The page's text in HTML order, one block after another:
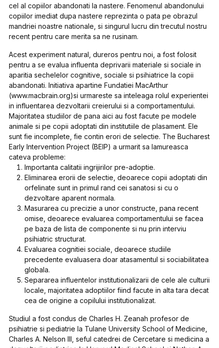
cel al copiilor abandonati la nastere. Fenomenul abandonului
copiilor imediat dupa nastere reprezinta o pata pe obrazul
mandriei noastre nationale, si singurul lucru din trecutul nostru
recent pentru care merita sa ne rusinam.
Acest experiment natural, dureros pentru noi, a fost folosit
pentru a se evalua influenta deprivarii materiale si sociale in
aparitia sechelelor cognitive, sociale si psihiatrice la copii
abandonati. Initiativa apartine Fundatiei MacArthur
(www.macbrain.org)si urmareste sa inteleaga rolul experientei
in influentarea dezvoltarii creierului si a comportamentului.
Majoritatea studiilor de pana aici au fost facute pe modele
animale si pe copii adoptati din institutiile de plasament. Ele
sunt fie incomplete, fie contin erori de selectie. The Bucharest
Early Intervention Project (BEIP) a urmarit sa lamureasca
cateva probleme:
Importanta calitatii ingrijirilor pre-adoptie.
Eliminarea erorii de selectie, deoarece copii adoptati din
orfelinate sunt in primul rand cei sanatosi si cu o
dezvoltare aparent normala.
Masurarea cu precizie a unor constructe, pana recent
omise, deoarece evaluarea comportamentului se facea
pe baza de lista de componente si nu prin interviu
psihiatric structurat.
Evaluarea cognitiei sociale, deoarece studiile
precedente evaluasera doar atasamentul si sociabilitatea
globala.
Separarea influentelor institutionalizarii de cele ale culturii
locale, majoritatea adoptiilor fiind facute in alta tara decat
cea de origine a copilului institutionalizat.
Studiul a fost condus de Charles H. Zeanah profesor de
psihiatrie si pediatrie la Tulane University School of Medicine,
Charles A. Nelson III, seful catedrei de Cercetare si medicina a